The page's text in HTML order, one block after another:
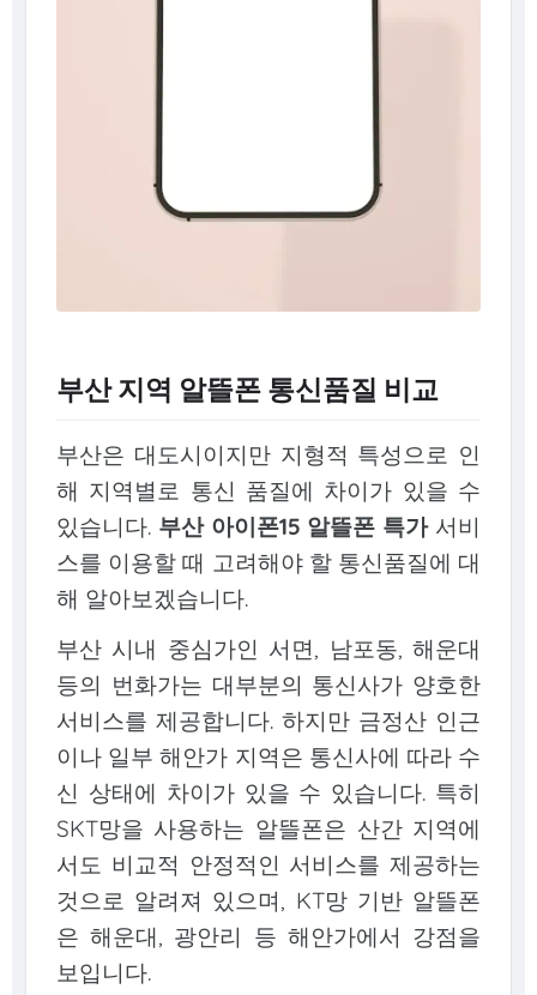
부산 지역 알뜰폰 통신품질 비교
부산은 대도시이지만 지형적 특성으로 인
해 지역별로 통신 품질에 차이가 있을 수
있습니다. 부산 아이폰15 알뜰폰 특가서비
스를 이용할 때 고려해야 할 통신품질에 대
해 알아보겠습니다.
부산 시내 중심가인 서면, 남포동, 해운대
등의 번화가는 대부분의 통신사가 양호한
서비스를 제공합니다. 하지만 금정산 인근
이나 일부 해안가 지역은 통신사에 따라 수
신 상태에 차이가 있을 수 있습니다. 특히
SKT망을 사용하는 알뜰폰은 산간 지역에
서도 비교적 안정적인 서비스를 제공하는
것으로 알려져 있으며, KT망 기반 알뜰폰
은 해운대, 광안리 등 해안가에서 강점을
보입니다.